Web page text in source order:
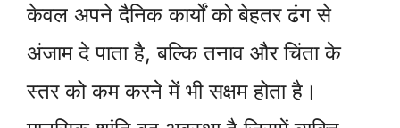
केवल अपने दैनिक कार्यों को बेहतर ढंग से
अंजाम दे पाता है, बल्कि तनाव और चिंता के
स्तर को कम करने में भी सक्षम होता है।